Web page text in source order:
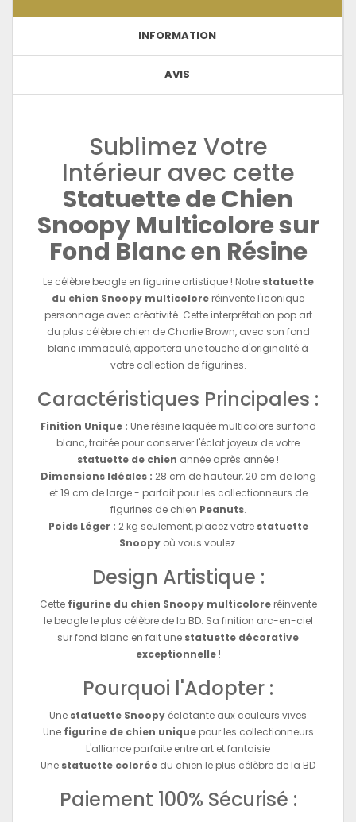
INFORMATION
AVIS
Sublimez Votre
Intérieur avec cette
Statuette de Chien
Snoopy Multicolore sur
Fond Blanc en Résine
Le célèbre beagle en figurine artistique ! Notre statuette
du chien Snoopy multicolore réinvente l'iconique
personnage avec créativité. Cette interprétation pop art
du plus célèbre chien de Charlie Brown, avec son fond
blanc immaculé, apportera une touche d'originalité à
votre collection de figurines.
Caractéristiques Principales :
Finition Unique : Une résine laquée multicolore sur fond
blanc, traitée pour conserver l'éclat joyeux de votre
statuette de chien année après année !
Dimensions Idéales : 28 cm de hauteur, 20 cm de long
et 19 cm de large - parfait pour les collectionneurs de
figurines de chien Peanuts.
Poids Léger : 2 kg seulement, placez votre statuette
Snoopyoù vous voulez.
Design Artistique :
Cette figurine du chien Snoopy multicoloreréinvente
le beagle le plus célèbre de la BD. Sa finition arc-en-ciel
sur fond blanc en fait une statuette décorative
exceptionnelle!
Pourquoi l'Adopter :
Une statuette Snoopy éclatante aux couleurs vives
Une figurine de chien uniquepour les collectionneurs
L'alliance parfaite entre art et fantaisie
Une statuette colorée du chien le plus célèbre de la BD
Paiement 100% Sécurisé :